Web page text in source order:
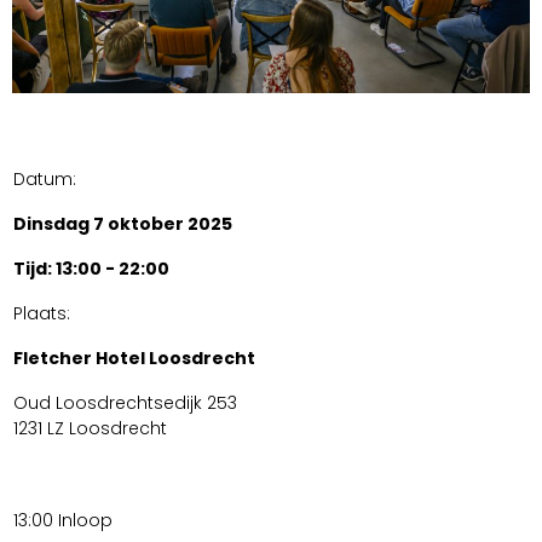
Datum:
Dinsdag 7 oktober 2025
Tijd: 13:00 - 22:00
Plaats:
Fletcher Hotel Loosdrecht
Oud Loosdrechtsedijk 253
1231 LZ Loosdrecht
13:00 Inloop